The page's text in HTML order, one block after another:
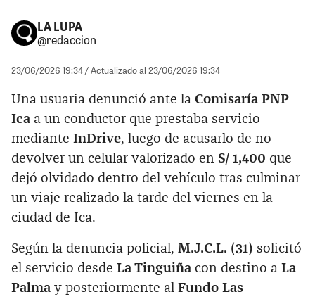
LA LUPA
@redaccion
23/06/2026 19:34/ Actualizado al 23/06/2026 19:34
Una usuaria denunció ante la Comisaría PNP
Ica a un conductor que prestaba servicio
mediante InDrive, luego de acusarlo de no
devolver un celular valorizado en S/ 1,400 que
dejó olvidado dentro del vehículo tras culminar
un viaje realizado la tarde del viernes en la
ciudad de Ica.
Según la denuncia policial, M.J.C.L. (31) solicitó
el servicio desde La Tinguiña con destino a La
Palma y posteriormente al Fundo Las